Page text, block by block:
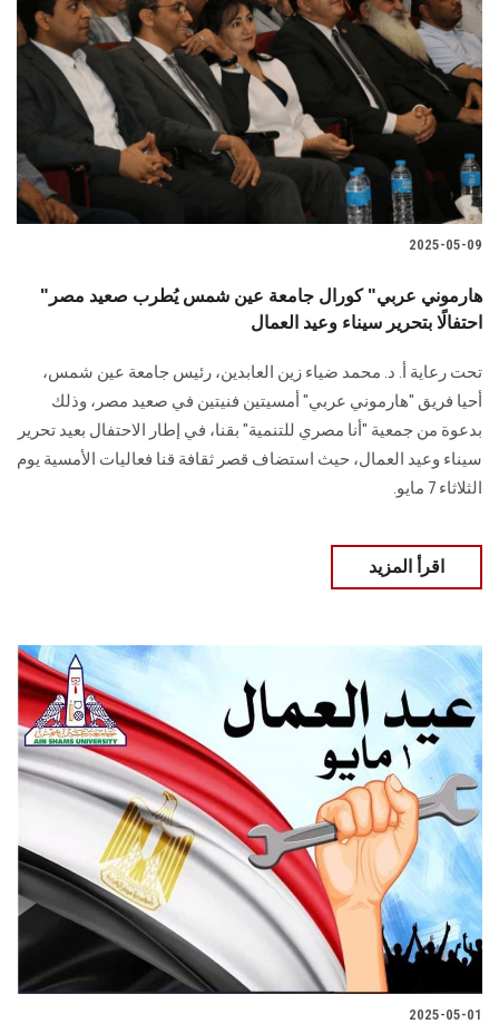
تواصل معنا
هيئة التدريس
الخريجين
2025-05-09
"هارموني عربي" كورال جامعة عين شمس يُطرب صعيد مصر
احتفالًا بتحرير سيناء وعيد العمال
تحت رعاية أ. د. محمد ضياء زين العابدين، رئيس جامعة عين شمس،
أحيا فريق "هارموني عربي" أمسيتين فنيتين في صعيد مصر، وذلك
بدعوة من جمعية "أنا مصري للتنمية" بقنا، في إطار الاحتفال بعيد تحرير
سيناء وعيد العمال، حيث استضاف قصر ثقافة قنا فعاليات الأمسية يوم
الثلاثاء 7 مايو.
اقرأ المزيد
2025-05-01